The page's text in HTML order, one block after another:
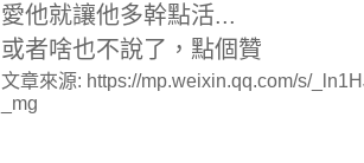
愛他就讓他多幹點活...
或者啥也不說了，點個贊
文章來源: https://mp.weixin.qq.com/s/
_mg